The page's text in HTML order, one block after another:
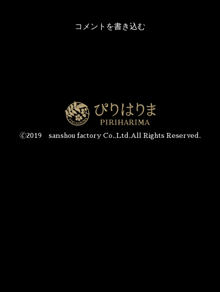
コメントを書き込む
🄫2019 sanshou factory Co.,Ltd.All Rights Reserved.